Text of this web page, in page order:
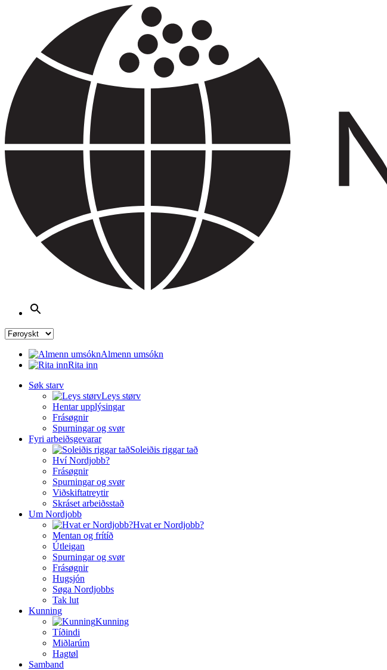
Almenn umsókn
Rita inn
Søk starv
Leys størv
Hentar upplýsingar
Frásøgnir
Spurningar og svør
Fyri arbeiðsgevarar
Soleiðis riggar tað
Hví Nordjobb?
Frásøgnir
Spurningar og svør
Viðskiftatreytir
Skráset arbeiðsstað
Um Nordjobb
Hvat er Nordjobb?
Mentan og frítíð
Útleigan
Spurningar og svør
Frásøgnir
Hugsjón
Søga Nordjobbs
Tak lut
Kunning
Kunning
Tíðindi
Miðlarúm
Hagtøl
Samband